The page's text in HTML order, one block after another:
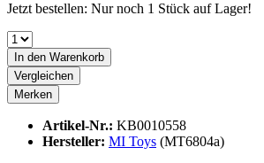
Jetzt bestellen: Nur noch 1 Stück auf Lager!
In den Warenkorb
Vergleichen
Merken
Artikel-Nr.: KB0010558
Hersteller: MI Toys (MT6804a)